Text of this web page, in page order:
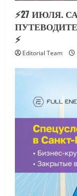
⚡️27 ИЮЛЯ.
⚡️
Editorial Team